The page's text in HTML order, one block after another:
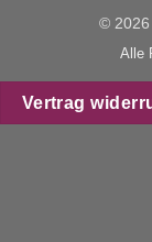
© 2026
Alle
Vertrag